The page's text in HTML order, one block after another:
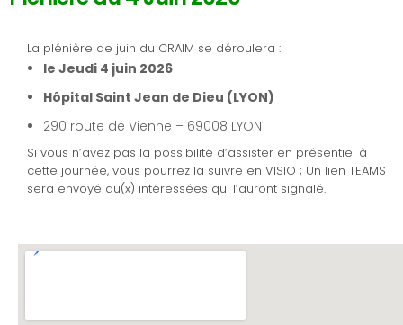
La plénière de juin du CRAIM se déroulera :
le Jeudi 4 juin 2026
Hôpital Saint Jean de Dieu (LYON)
290 route de Vienne – 69008 LYON
Si vous n’avez pas la possibilité d’assister en présentiel à
cette journée, vous pourrez la suivre en VISIO ; Un lien TEAMS
sera envoyé au(x) intéressées qui l’auront signalé.